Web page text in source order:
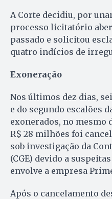
A Corte decidiu, por
processo licitatório
passado e solicitou
quatro indícios de
Exoneração
Nos últimos dez dias,
e do segundo escalões
exonerados, no mesmo
R$ 28 milhões foi
sob investigação da
(CGE) devido a
envolve a empresa
Após o cancelamento